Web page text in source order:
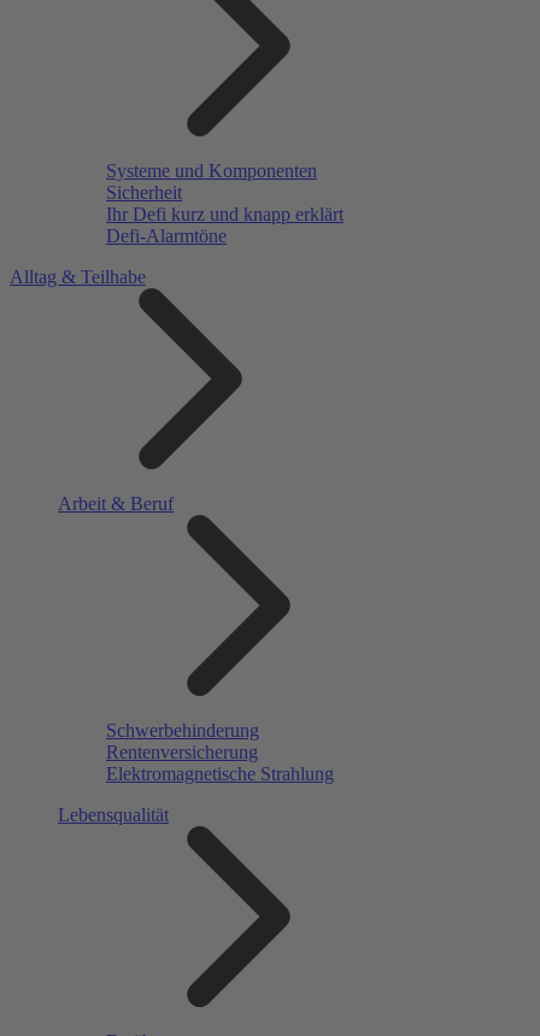
Systeme und Komponenten
Sicherheit
Ihr Defi kurz und knapp erklärt
Defi-Alarmtöne
Alltag & Teilhabe
Arbeit & Beruf
Schwerbehinderung
Rentenversicherung
Elektromagnetische Strahlung
Lebensqualität